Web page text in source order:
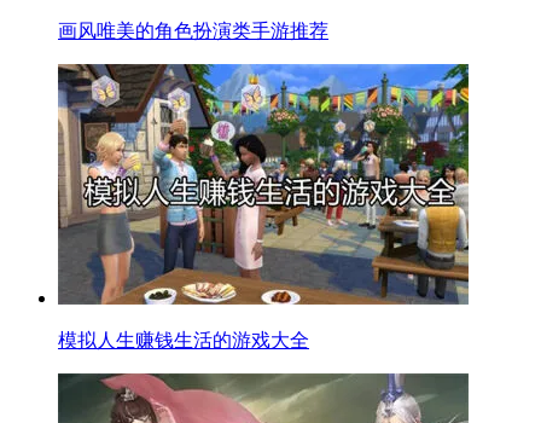
画风唯美的角色扮演类手游推荐
模拟人生赚钱生活的游戏大全